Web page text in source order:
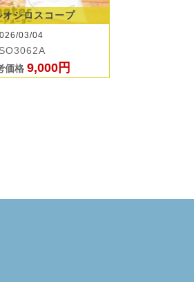
オシロスコープ
03/04
価格9,000円